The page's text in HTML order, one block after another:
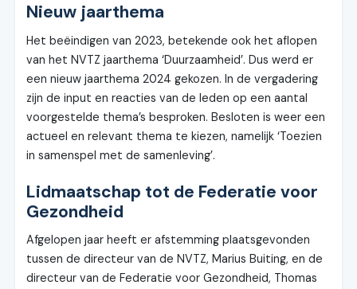
Nieuw jaarthema
Het beëindigen van 2023, betekende ook het aflopen
van het NVTZ jaarthema ‘Duurzaamheid’. Dus werd er
een nieuw jaarthema 2024 gekozen. In de vergadering
zijn de input en reacties van de leden op een aantal
voorgestelde thema’s besproken. Besloten is weer een
actueel en relevant thema te kiezen, namelijk ‘Toezien
in samenspel met de samenleving’.
Lidmaatschap tot de Federatie voor
Gezondheid
Afgelopen jaar heeft er afstemming plaatsgevonden
tussen de directeur van de NVTZ, Marius Buiting, en de
directeur van de Federatie voor Gezondheid, Thomas